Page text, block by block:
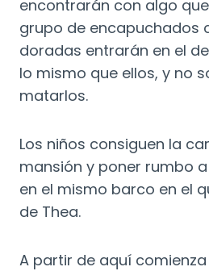
encontrarán con algo
grupo de encapuchados
doradas entrarán en el
lo mismo que ellos, y no
matarlos.
Los niños consiguen la
mansión y poner rumbo
en el mismo barco en el
de Thea.
A partir de aquí